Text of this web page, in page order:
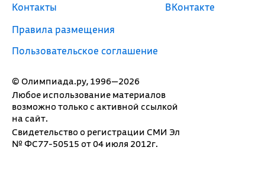
© Олимпиада.ру, 1996—2026
Любое использование материалов
возможно только с активной ссылкой
на сайт.
Свидетельство о регистрации СМИ Эл
№ ФС77-50515 от 04 июля 2012г.
Контакты
Правила размещения
Пользовательское соглашение
ВКонтакте